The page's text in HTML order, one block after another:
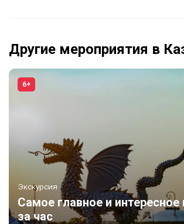
Другие мероприятия в
6+
Экскурсия
Самое главное и интересное
за час